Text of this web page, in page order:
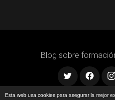
Esta web usa cookies para asegurar la mejor
Blog sobre